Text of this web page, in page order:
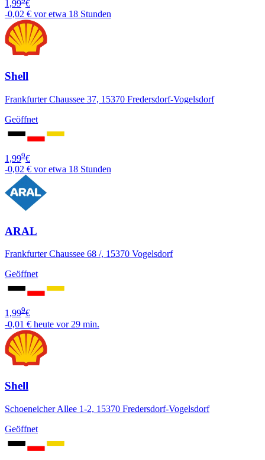
1,99 €
-0,02 € vor etwa 18 Stunden
Shell
Frankfurter Chaussee 37, 15370 Fredersdorf-Vogelsdorf
Geöffnet
1,999€
-0,02 € vor etwa 18 Stunden
ARAL
Frankfurter Chaussee 68 /, 15370 Vogelsdorf
Geöffnet
1,999€
-0,01 € heute vor 29 min.
Shell
Schoeneicher Allee 1-2, 15370 Fredersdorf-Vogelsdorf
Geöffnet